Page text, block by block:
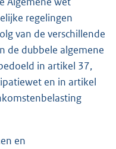
regelingen
van de verschillende
de dubbele algemene
in artikel 37,
en in artikel
en